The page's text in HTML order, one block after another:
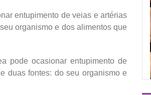
entupimento de veias e artérias
organismo e dos alimentos que
pode ocasionar entupimento de
duas fontes: do seu organismo e